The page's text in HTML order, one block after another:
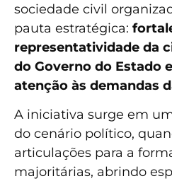
sociedade civil
pauta estratégica:
representatividade da
do Governo do Estado
atenção às demandas
A iniciativa surge em
do cenário político,
articulações para a
majoritárias, abrindo